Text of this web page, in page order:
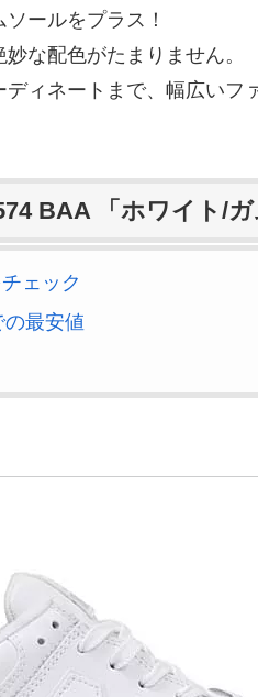
ールをプラス！
な配色がたまりません。
ィネートまで、幅広い
BAA 「ホワイト/
ェック
最安値